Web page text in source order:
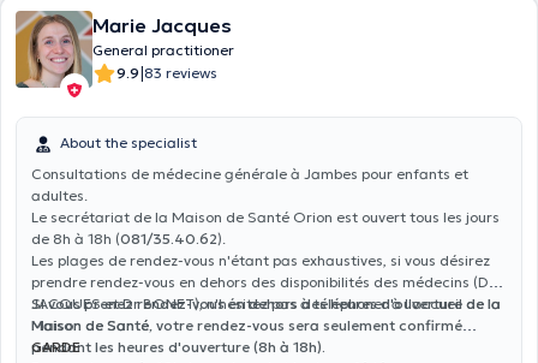
Marie Jacques
General practitioner
9.9|83 reviews
About the specialist
Consultations de médecine générale à Jambes pour enfants et
adultes.
Le secrétariat de la Maison de Santé Orion est ouvert tous les jours
de 8h à 18h (081/35.40.62).
Les plages de rendez-vous n'étant pas exhaustives, si vous désirez
prendre rendez-vous en dehors des disponibilités des médecins (Dr
JACQUES et Dr BONET), n'hésitez pas à téléphoner à l'accueil de la
Maison de Santé.
Si vous prenez rendez-vous en dehors des heures d'ouverture de la
Maison de Santé, votre rendez-vous sera seulement confirmé
pendant les heures d'ouverture (8h à 18h).
GARDE